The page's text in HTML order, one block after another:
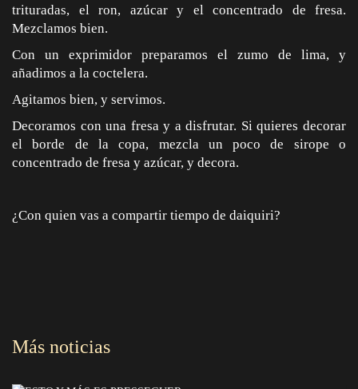
trituradas, el ron, azúcar y el concentrado de fresa.
Mezclamos bien.
Con un exprimidor preparamos el zumo de lima, y
añadimos a la coctelera.
Agitamos bien, y servimos.
Decoramos con una fresa y a disfrutar. Si quieres decorar
el borde de la copa, mezcla un poco de sirope o
concentrado de fresa y azúcar, y decora.
¿Con quien vas a compartir tiempo de daiquiri?